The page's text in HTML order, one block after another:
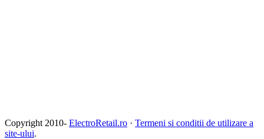
Copyright 2010- ElectroRetail.ro · Termeni si conditii de utilizare a
site-ului.